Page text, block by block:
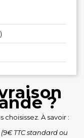
?
À savoir :
(9€ TTC standard ou